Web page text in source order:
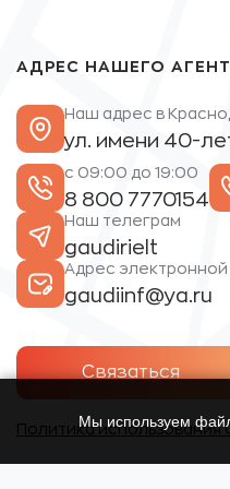
АДРЕС НАШЕГО
Наш адрес в
ул. имени 40-
с 09:00 до 19:00
8 800 7770154
Наш телеграм
gaudirielt
Адрес
gaudiinf@ya.ru
Связаться
Политика использования
Мы используем